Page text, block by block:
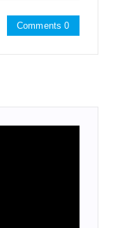
Comments 0